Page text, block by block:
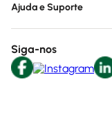
Ajuda e Suporte
Siga-nos